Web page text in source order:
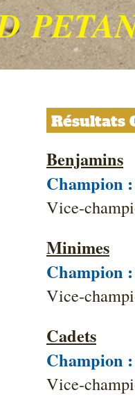
Résultats
Benjamins
Champion
Vice-
Minimes
Champion
Vice-
Cadets
Champion
Vice-